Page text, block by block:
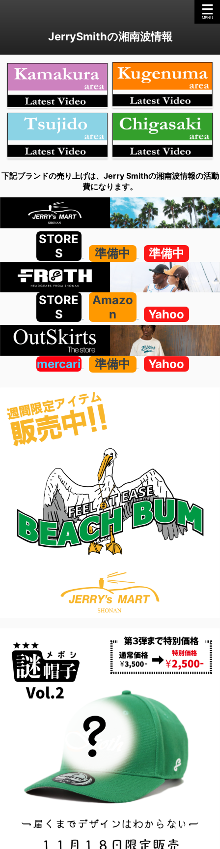
JerrySmithの湘南波情報
下記ブランドの売り上げは、Jerry Smithの湘南波情報の活動
費になります。
STORE
S
準備中 準備中
STORE
S
Amazo
n
Yahoo
mercari 準備中 Yahoo